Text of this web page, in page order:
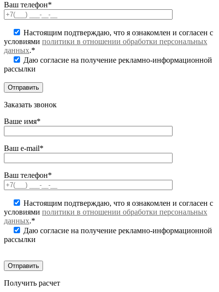
Ваш телефон*
Настоящим подтверждаю, что я ознакомлен и согласен с
условиями политики в отношении обработки персональных
данных.*
Даю согласие на получение рекламно-информационной
рассылки
Заказать звонок
Ваше имя*
Ваш e-mail*
Ваш телефон*
Настоящим подтверждаю, что я ознакомлен и согласен с
условиями политики в отношении обработки персональных
данных.*
Даю согласие на получение рекламно-информационной
рассылки
Получить расчет